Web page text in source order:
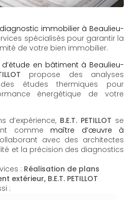
immobilier à Beaulieu-
spécialisés pour garantir la
de votre bien immobilier.
en bâtiment à Beaulieu-
propose des analyses
études thermiques pour
énergétique de votre
d’expérience, B.E.T. PETILLOT se
comme maître d’œuvre à
avec des architectes
et la précision des diagnostics
: Réalisation de plans
extérieur, B.E.T. PETILLOT
: